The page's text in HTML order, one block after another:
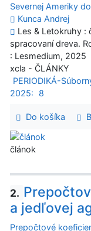
Severnej Ameriky
Kunca Andrej
Les & Letokruhy :
spracovaní dreva.
: Lesmedium, 2025
xcla - ČLÁNKY
PERIODIKÁ-
2025:
8
Do košíka
článok
2.
a jedľovej
Prepočtové